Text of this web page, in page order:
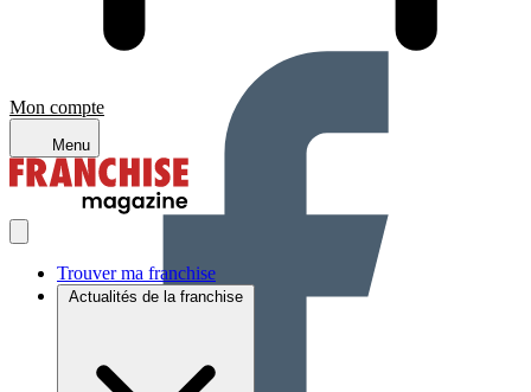
Mon compte
Menu
Trouver ma franchise
Actualités de la franchise